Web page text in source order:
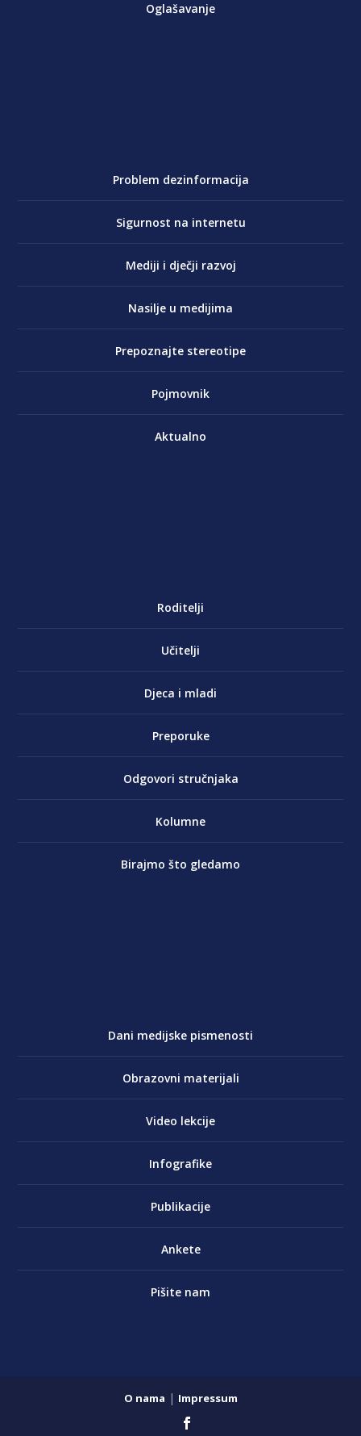
Oglašavanje
Problem dezinformacija
Sigurnost na internetu
Mediji i dječji razvoj
Nasilje u medijima
Prepoznajte stereotipe
Pojmovnik
Aktualno
Roditelji
Učitelji
Djeca i mladi
Preporuke
Odgovori stručnjaka
Kolumne
Birajmo što gledamo
Dani medijske pismenosti
Obrazovni materijali
Video lekcije
Infografike
Publikacije
Ankete
Pišite nam
O nama | Impressum